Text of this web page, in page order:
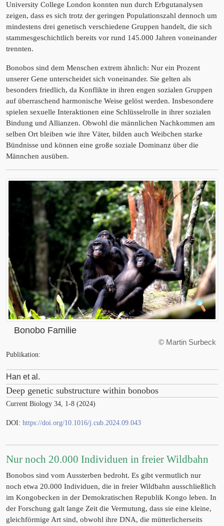
University College London konnten nun durch Erbgutanalysen
zeigen, dass es sich trotz der geringen Populationszahl dennoch um
mindestens drei genetisch verschiedene Gruppen handelt, die sich
stammesgeschichtlich bereits vor rund 145.000 Jahren voneinander
trennten.
Bonobos sind dem Menschen extrem ähnlich: Nur ein Prozent
unserer Gene unterscheidet sich voneinander. Sie gelten als
besonders friedlich, da Konflikte in ihren engen sozialen Gruppen
auf überraschend harmonische Weise gelöst werden. Insbesondere
spielen sexuelle Interaktionen eine Schlüsselrolle in ihrer sozialen
Bindung und Allianzen. Obwohl die männlichen Nachkommen am
selben Ort bleiben wie ihre Väter, bilden auch Weibchen starke
Bündnisse und können eine große soziale Dominanz über die
Männchen ausüben.
Bonobo Familie
© Martin Surbeck
Publikation:
Han et al.
Deep genetic substructure within bonobos
Current Biology 34, 1-8 (2024)
DOI: https://doi.org/10.1016/j.cub.2024.09.043
Nur noch 20.000 Individuen in freier Wildbahn
Bonobos sind vom Aussterben bedroht. Es gibt vermutlich nur
noch etwa 20.000 Individuen, die in freier Wildbahn ausschließlich
im Kongobecken in der Demokratischen Republik Kongo leben. In
der Forschung galt lange Zeit die Vermutung, dass sie eine kleine,
gleichförmige Art sind, obwohl ihre DNA, die mütterlicherseits